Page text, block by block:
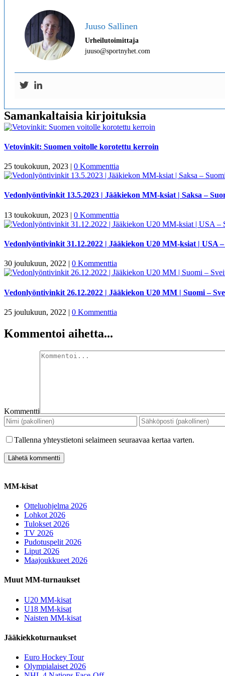
Juuso Sallinen
Urheilutoimittaja
juuso@sportnyhet.com
Samankaltaisia kirjoituksia
Vetovinkit: Suomen voitolle korotettu kerroin
25 toukokuun, 2023 | 0 Kommenttia
Vedonlyöntivinkit 13.5.2023 | Jääkiekon MM-ksiat | Saksa –
13 toukokuun, 2023 | 0 Kommenttia
Vedonlyöntivinkit 31.12.2022 | Jääkiekon U20 MM-ksiat | USA
30 joulukuun, 2022 | 0 Kommenttia
Vedonlyöntivinkit 26.12.2022 | Jääkiekon U20 MM | Suomi –
25 joulukuun, 2022 | 0 Kommenttia
Kommentoi aihetta...
Kommentti
Tallenna yhteystietoni selaimeen seuraavaa kertaa varten.
MM-kisat
Otteluohjelma 2026
Lohkot 2026
Tulokset 2026
TV 2026
Pudotuspelit 2026
Liput 2026
Maajoukkueet 2026
Muut MM-turnaukset
U20 MM-kisat
U18 MM-kisat
Naisten MM-kisat
Jääkiekkoturnaukset
Euro Hockey Tour
Olympialaiset 2026